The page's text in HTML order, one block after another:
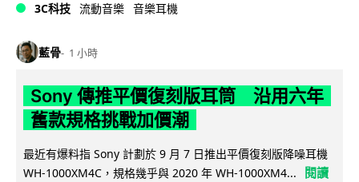
3C科技 流動音樂 音樂耳機
藍骨 1 小時
Sony 傳推平價復刻版耳筒 沿用六年
舊款規格挑戰加價潮
最近有爆料指 Sony 計劃於 9 月 7 日推出平價復刻版降噪耳機
WH-1000XM4C，規格幾乎與 2020 年 WH-1000XM4...
閱讀